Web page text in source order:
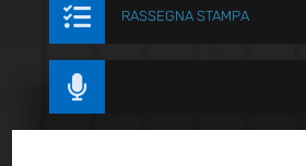
 RASSEGNA STAMPA
